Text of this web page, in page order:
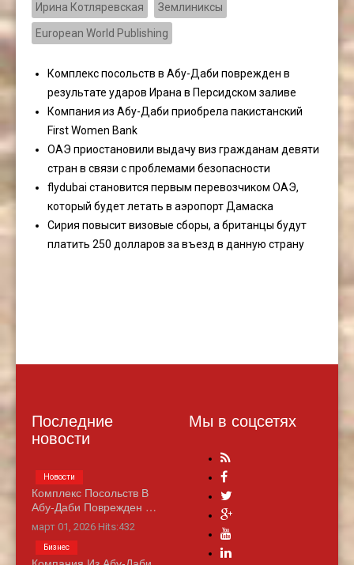
Ирина Котляревская Землиниксы
European World Publishing
Комплекс посольств в Абу-Даби поврежден в
результате ударов Ирана в Персидском заливе
Компания из Абу-Даби приобрела пакистанский
First Women Bank
ОАЭ приостановили выдачу виз гражданам девяти
стран в связи с проблемами безопасности
flydubai становится первым перевозчиком ОАЭ,
который будет летать в аэропорт Дамаска
Сирия повысит визовые сборы, а британцы будут
платить 250 долларов за въезд в данную страну
Последние
новости
Комплекс Посольств В
Абу-Даби Поврежден …
март 01, 2026 Hits:432
Новости
Бизнес
Мы в соцсетях